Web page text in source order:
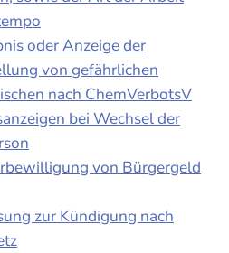
oder Anzeige der
von gefährlichen
nach ChemVerbotsV
bei Wechsel der
von Bürgergeld
zur Kündigung nach